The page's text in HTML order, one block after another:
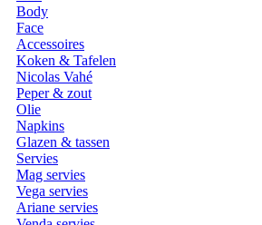
Body
Face
Accessoires
Koken & Tafelen
Nicolas Vahé
Peper & zout
Olie
Napkins
Glazen & tassen
Servies
Mag servies
Vega servies
Ariane servies